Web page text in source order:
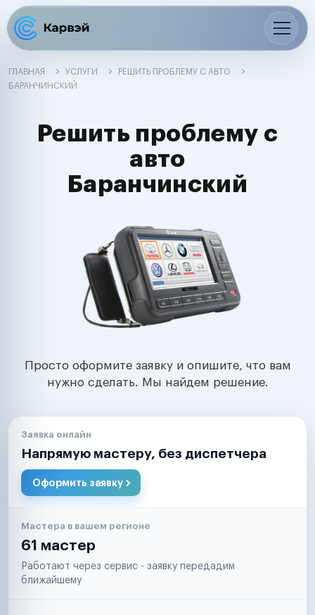
ГЛАВНАЯ УСЛУГИ
РЕШИТЬ ПРОБЛЕМУ С АВТО
БАРАНЧИНСКИЙ
Решить проблему с
авто
Баранчинский
Просто оформите заявку и опишите, что вам
нужно сделать. Мы найдем решение.
Заявка онлайн
Напрямую мастеру, без диспетчера
Оформить заявку
Мастера в вашем регионе
61 мастер
Работают через сервис - заявку передадим
ближайшему